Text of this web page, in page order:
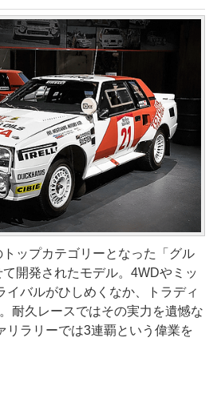
ップカテゴリーとなった「グル
開発されたモデル。4WDやミッ
イバルがひしめくなか、トラディ
耐久レースではその実力を遺憾な
リラリーでは3連覇という偉業を